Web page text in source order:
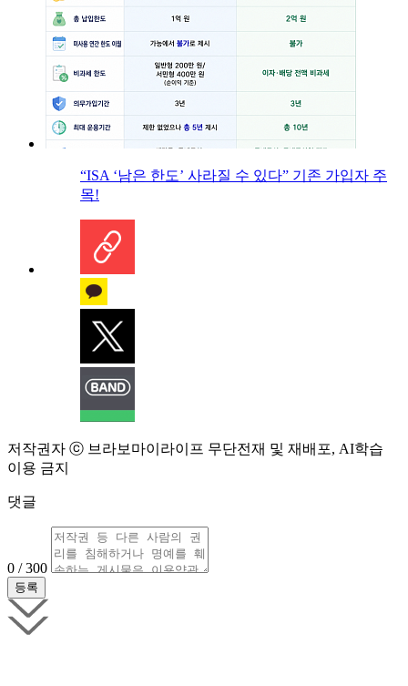
“ISA ‘남은 한도’ 사라질 수 있다” 기존 가입자 주
목!
저작권자 ⓒ 브라보마이라이프 무단전재 및 재배포, AI학습
이용 금지
댓글
0 / 300